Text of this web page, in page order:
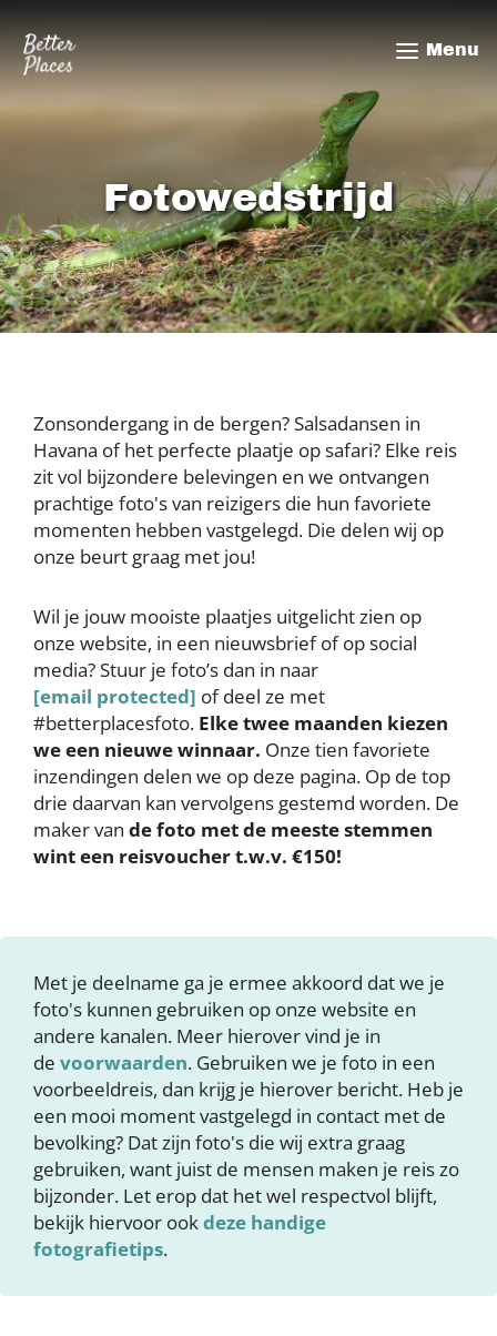
en
naar
de
inhoud
Fotowedstrijd
Menu
Zonsondergang in de bergen? Salsadansen in
Havana of het perfecte plaatje op safari? Elke reis
zit vol bijzondere belevingen en we ontvangen
prachtige foto's van reizigers die hun favoriete
momenten hebben vastgelegd. Die delen wij op
onze beurt graag met jou!
Wil je jouw mooiste plaatjes uitgelicht zien op
onze website, in een nieuwsbrief of op social
media? Stuur je foto’s dan in naar
[email protected] of deel ze met
#betterplacesfoto. Elke twee maanden kiezen
we een nieuwe winnaar. Onze tien favoriete
inzendingen delen we op deze pagina. Op de top
drie daarvan kan vervolgens gestemd worden. De
maker van de foto met de meeste stemmen
wint een reisvoucher t.w.v. €150!
Met je deelname ga je ermee akkoord dat we je
foto's kunnen gebruiken op onze website en
andere kanalen. Meer hierover vind je in
de voorwaarden. Gebruiken we je foto in een
voorbeeldreis, dan krijg je hierover bericht. Heb je
een mooi moment vastgelegd in contact met de
bevolking? Dat zijn foto's die wij extra graag
gebruiken, want juist de mensen maken je reis zo
bijzonder. Let erop dat het wel respectvol blijft,
bekijk hiervoor ookdeze handige
fotografietips.